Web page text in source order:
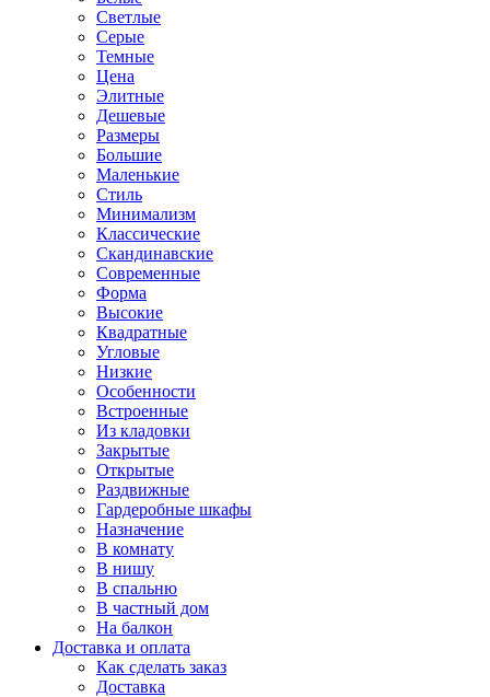
Светлые
Серые
Темные
Цена
Элитные
Дешевые
Размеры
Большие
Маленькие
Стиль
Минимализм
Классические
Скандинавские
Современные
Форма
Высокие
Квадратные
Угловые
Низкие
Особенности
Встроенные
Из кладовки
Закрытые
Открытые
Раздвижные
Гардеробные шкафы
Назначение
В комнату
В нишу
В спальню
В частный дом
На балкон
Доставка и оплата
Как сделать заказ
Доставка